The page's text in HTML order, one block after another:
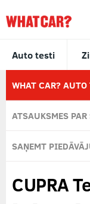
Auto testi
WHAT CAR? AUTO
ATSAUKSMES
SAŅEMT
CUPRA